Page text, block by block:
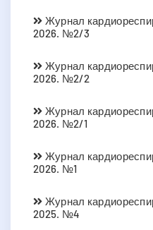
Журнал
2026. №2/3
Журнал
2026. №2/2
Журнал
2026. №2/1
Журнал
2026. №1
Журнал
2025. №4